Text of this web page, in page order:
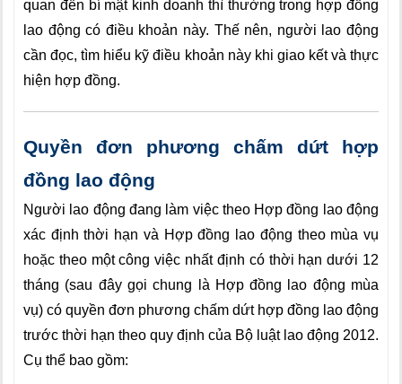
quan đến bí mật kinh doanh thì thường trong hợp đồng
lao động có điều khoản này. Thế nên, người lao động
cần đọc, tìm hiểu kỹ điều khoản này khi giao kết và thực
hiện hợp đồng.
Quyền đơn phương chấm dứt hợp
đồng lao động
Người lao động đang làm việc theo Hợp đồng lao động
xác định thời hạn và Hợp đồng lao động theo mùa vụ
hoặc theo một công việc nhất định có thời hạn dưới 12
tháng (sau đây gọi chung là Hợp đồng lao động mùa
vụ) có quyền đơn phương chấm dứt hợp đồng lao động
trước thời hạn theo quy định của Bộ luật lao động 2012.
Cụ thể bao gồm: